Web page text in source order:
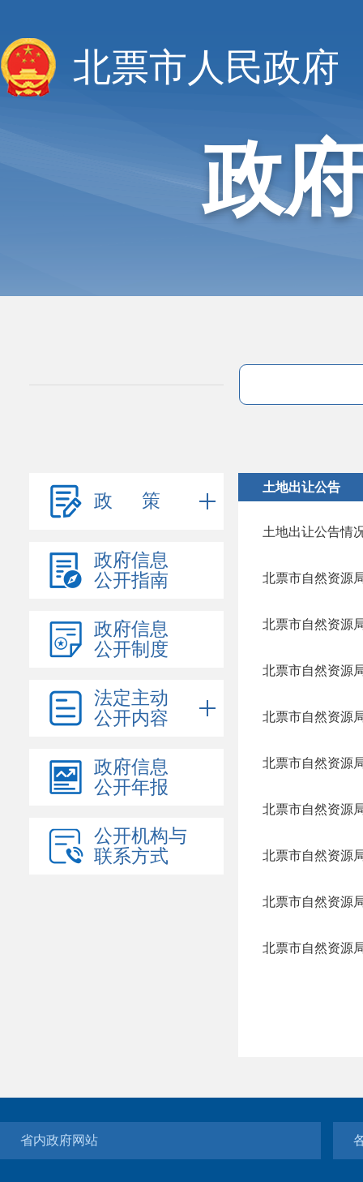
北票市人民政府
政
政 策
政府信息
公开指南
政府信息
公开制度
法定主动
公开内容
政府信息
公开年报
公开机构与
联系方式
土地出让公告
土地出让公告情
北票市自然资源
北票市自然资源
北票市自然资源
北票市自然资源
北票市自然资源
北票市自然资源
北票市自然资源
北票市自然资源
省内政府网站